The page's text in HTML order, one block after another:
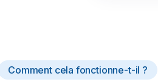
Comment cela fonctionne-t-il ?